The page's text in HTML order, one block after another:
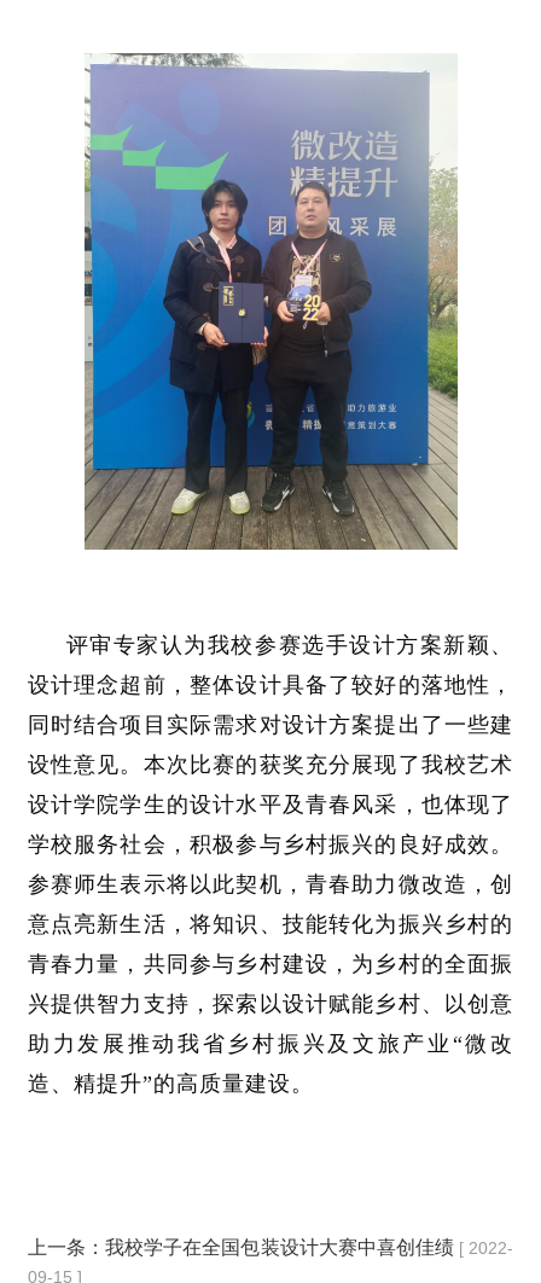
评审专家认为我校参赛选手设计方案新颖、
设计理念超前，整体设计具备了较好的落地性，
同时结合项目实际需求对设计方案提出了一些建
设性意见。本次比赛的获奖充分展现了我校艺术
设计学院学生的设计水平及青春风采，也体现了
学校服务社会，积极参与乡村振兴的良好成效。
参赛师生表示将以此契机，青春助力微改造，创
意点亮新生活，将知识、技能转化为振兴乡村的
青春力量，共同参与乡村建设，为乡村的全面振
兴提供智力支持，探索以设计赋能乡村、以创意
助力发展推动我省乡村振兴及文旅产业“微改
造、精提升”的高质量建设。
上一条：我校学子在全国包装设计大赛中喜创佳绩 [ 2022-
09-15 ]